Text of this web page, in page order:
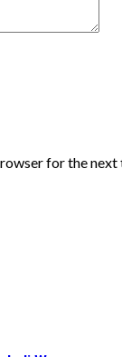
for the